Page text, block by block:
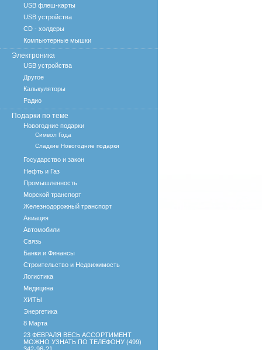
USB флеш-карты
USB устройства
CD - холдеры
Компьютерные мышки
Электроника
USB устройства
Другое
Калькуляторы
Радио
Подарки по теме
Новогодние подарки
Символ Года
Сладкие Новогодние подарки
Государство и закон
Нефть и Газ
Промышленность
Морской транспорт
Железнодорожный транспорт
Авиация
Автомобили
Связь
Банки и Финансы
Строительство и Недвижимость
Логистика
Медицина
ХИТЫ
Энергетика
8 Марта
23 ФЕВРАЛЯ ВЕСЬ АССОРТИМЕНТ
МОЖНО УЗНАТЬ ПО ТЕЛЕФОНУ (499)